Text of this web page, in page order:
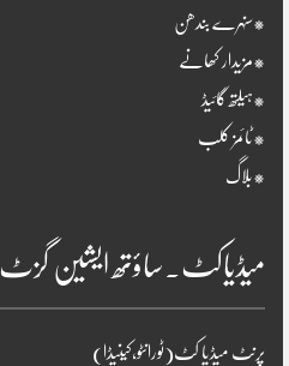
*سنہرے بندھن
*مزیدار کھانے
*ہیلتھ گائیڈ
*ٹائمز کلب
*بلاگ
میڈیاکٹ۔ساؤتھ ایشین گزٹ
پرنٹ میڈیا کٹ(ٹورانٹو،کینیڈا)